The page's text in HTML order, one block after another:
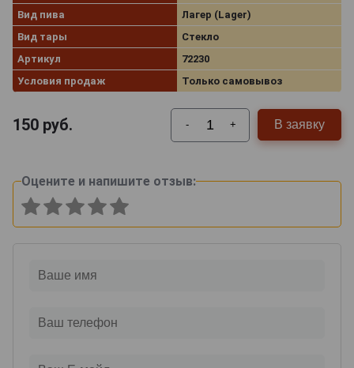
Вид пива
Лагер (Lager)
Вид тары
Стекло
Артикул
72230
Условия продаж
Только самовывоз
150 руб. - + В заявку
Оцените и напишите отзыв: